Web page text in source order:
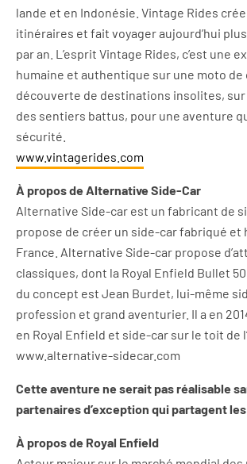
lande et en Indonésie. Vintage Rides
itinéraires et fait voyager aujourd’hui
par an. L’esprit Vintage Rides, c’est une
humaine et authentique sur une moto de
découverte de destinations insolites,
des sentiers battus, pour une aventure
sécurité.
www.vintagerides.com
À propos de Alternative Side-Car
Alternative Side-car est un fabricant de
propose de créer un side-car fabriqué et
France. Alternative Side-car propose
classiques, dont la Royal Enfield Bullet
du concept est Jean Burdet, lui-même
profession et grand aventurier. Il a en
en Royal Enfield et side-car sur le toit de
www.alternative-sidecar.com
Cette aventure ne serait pas réalisable
partenaires d’exception qui partagent
À propos de Royal Enfield